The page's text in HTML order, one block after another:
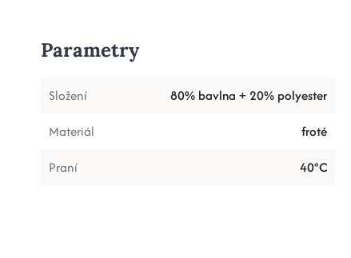
Parametry
Složení
80% bavlna + 20% polyester
Materiál
froté
Praní
40°C